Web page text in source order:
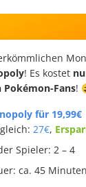
! Es kostet
Fans!
für 19,99€
27€,
Spieler: 2 – 4
ca. 45 Minuten